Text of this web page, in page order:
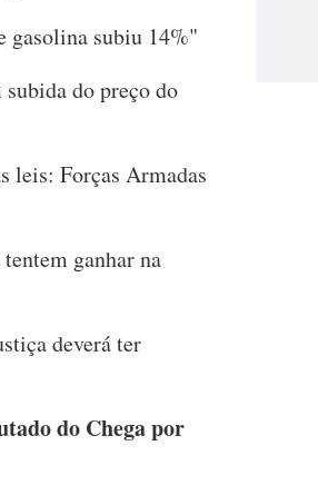
gasolina subiu 14%"
do preço do
leis: Forças Armadas
ganhar na
deverá ter
do Chega por